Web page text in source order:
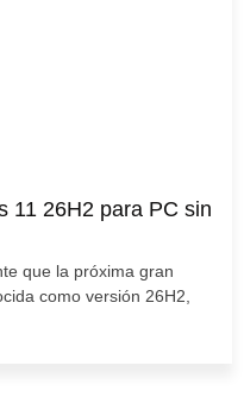
11 26H2 para PC sin
que la próxima gran
como versión 26H2,